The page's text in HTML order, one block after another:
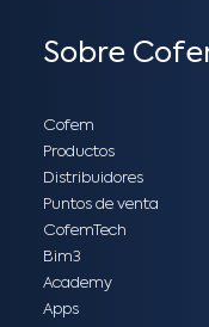
Sobre
Cofem
Productos
Distribuidores
Puntos de venta
CofemTech
Bim3
Academy
Apps